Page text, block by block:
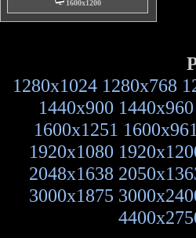
1600x1200
1280x1024 1280x768
1440x900 1440x960
1600x1251 1600x961
1920x1080
2048x1638
3000x1875